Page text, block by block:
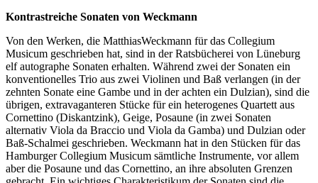
Kontrastreiche Sonaten von Weckmann
Von den Werken, die MatthiasWeckmann für das Collegium
Musicum geschrieben hat, sind in der Ratsbücherei von Lüneburg
elf autographe Sonaten erhalten. Während zwei der Sonaten ein
konventionelles Trio aus zwei Violinen und Baß verlangen (in der
zehnten Sonate eine Gambe und in der achten ein Dulzian), sind die
übrigen, extravaganteren Stücke für ein heterogenes Quartett aus
Cornettino (Diskantzink), Geige, Posaune (in zwei Sonaten
alternativ Viola da Braccio und Viola da Gamba) und Dulzian oder
Baß-Schalmei geschrieben. Weckmann hat in den Stücken für das
Hamburger Collegium Musicum sämtliche Instrumente, vor allem
aber die Posaune und das Cornettino, an ihre absoluten Grenzen